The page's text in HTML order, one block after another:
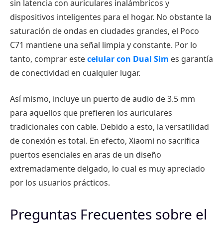
sin latencia con auriculares inalámbricos y
dispositivos inteligentes para el hogar. No obstante la
saturación de ondas en ciudades grandes, el Poco
C71 mantiene una señal limpia y constante. Por lo
tanto, comprar estecelular con Dual Sim es garantía
de conectividad en cualquier lugar.
Así mismo, incluye un puerto de audio de 3.5 mm
para aquellos que prefieren los auriculares
tradicionales con cable. Debido a esto, la versatilidad
de conexión es total. En efecto, Xiaomi no sacrifica
puertos esenciales en aras de un diseño
extremadamente delgado, lo cual es muy apreciado
por los usuarios prácticos.
Preguntas Frecuentes sobre el